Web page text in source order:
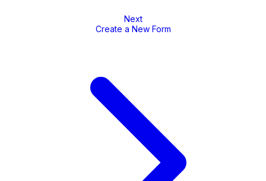
Next
Create a New Form